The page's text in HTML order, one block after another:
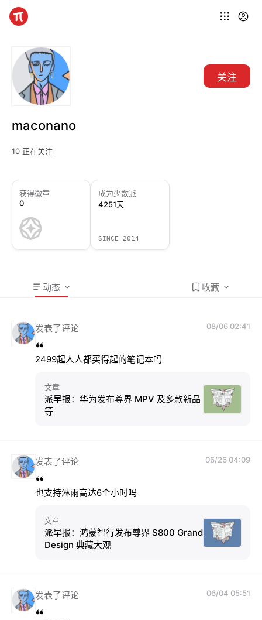
关注
maconano
10 正在关注
获得徽章
0
成为少数派
4251天
SINCE 2014
动态 收藏
发表了评论 08/06 02:41
2499起人人都买得起的笔记本吗
文章
派早报：华为发布尊界 MPV 及多款新品
等
发表了评论 06/26 04:09
也支持淋雨高达6个小时吗
文章
派早报：鸿蒙智行发布尊界 S800 Grand
Design 典藏大观
发表了评论 06/04 05:51